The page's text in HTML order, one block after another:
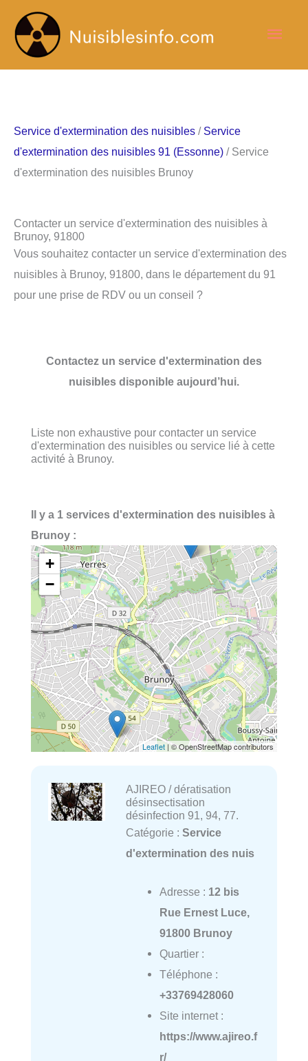
contenu
Service d'extermination des nuisibles / Service
d'extermination des nuisibles 91 (Essonne) / Service
d'extermination des nuisibles Brunoy
Contacter un service d'extermination des nuisibles à
Brunoy, 91800
Vous souhaitez contacter un service d'extermination des
nuisibles à Brunoy, 91800, dans le département du 91
pour une prise de RDV ou un conseil ?
Contactez un service d'extermination des
nuisibles disponible aujourd’hui.
Liste non exhaustive pour contacter un service
d'extermination des nuisibles ou service lié à cette
activité à Brunoy.
Il y a 1 services d'extermination des nuisibles à
Brunoy :
+
−
Leaflet| © OpenStreetMap contributors
AJIREO / dératisation
désinsectisation
désinfection 91, 94, 77.
Catégorie : Service
d'extermination des nuis
Adresse : 12 bis
Rue Ernest Luce,
91800 Brunoy
Quartier :
Téléphone :
+33769428060
Site internet :
https://www.ajireo.f
r/